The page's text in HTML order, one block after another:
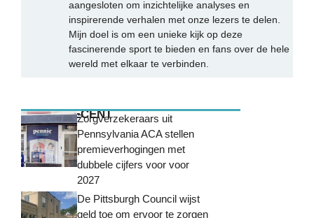
aangesloten om inzichtelijke analyses en
inspirerende verhalen met onze lezers te delen.
Mijn doel is om een unieke kijk op deze
fascinerende sport te bieden en fans over de hele
wereld met elkaar te verbinden.
MEEST RECENTZorgverzekeraars uit
Pennsylvania ACA stellen
premieverhogingen met
dubbele cijfers voor voor
2027
De Pittsburgh Council wijst
geld toe om ervoor te zorgen